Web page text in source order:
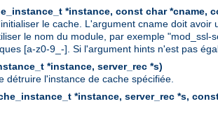
*instance, const char *cname,
le cache. L'argument cname doit
le nom du module, par exemple
[a-z0-9_-]. Si l'argument hints n'est pas
*instance, server_rec *s)
détruire l'instance de cache spécifiée.
*instance, server_rec *s,